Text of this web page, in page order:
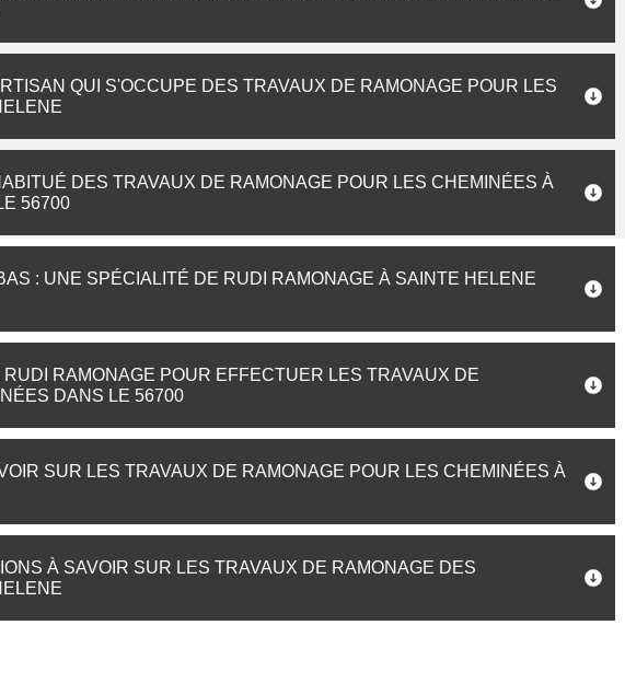
QUI S'OCCUPE DES TRAVAUX DE RAMONAGE POUR LES
DES TRAVAUX DE RAMONAGE POUR LES CHEMINÉES À
56700
: UNE SPÉCIALITÉ DE RUDI RAMONAGE À SAINTE HELENE
RAMONAGE POUR EFFECTUER LES TRAVAUX DE
DANS LE 56700
SUR LES TRAVAUX DE RAMONAGE POUR LES CHEMINÉES À
À SAVOIR SUR LES TRAVAUX DE RAMONAGE DES